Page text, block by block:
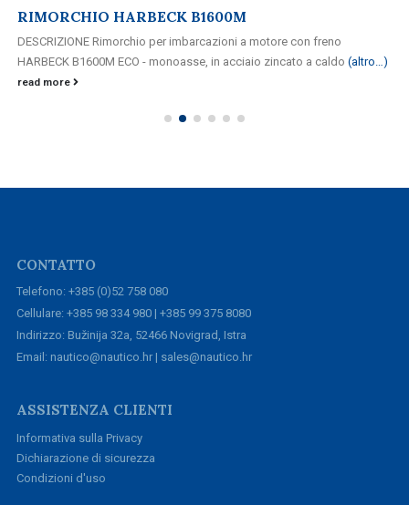
RIMORCHIO HARBECK B1600M
DESCRIZIONE Rimorchio per imbarcazioni a motore con freno
HARBECK B1600M ECO - monoasse, in acciaio zincato a caldo (altro…)
read more
CONTATTO
Telefono: +385 (0)52 758 080
Cellulare: +385 98 334 980 | +385 99 375 8080
Indirizzo: Bužinija 32a, 52466 Novigrad, Istra
Email: nautico@nautico.hr | sales@nautico.hr
ASSISTENZA CLIENTI
Informativa sulla Privacy
Dichiarazione di sicurezza
Condizioni d'uso